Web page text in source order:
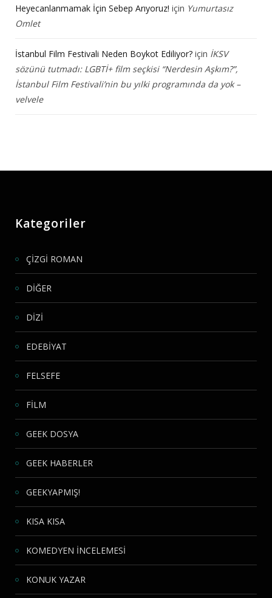
Heyecanlanmamak İçin Sebep Arıyoruz! için Yumurtasız
Omlet
İstanbul Film Festivali Neden Boykot Ediliyor? için İKSV
sözünü tutmadı: LGBTİ+ film seçkisi “Nerdesin Aşkım?”,
İstanbul Film Festivali’nin bu yılki programında da yok –
velvele
Kategoriler
ÇİZGİ ROMAN
DİĞER
DİZİ
EDEBİYAT
FELSEFE
FİLM
GEEK DOSYA
GEEK HABERLER
GEEKYAPMIŞ!
KISA KISA
KOMEDYEN İNCELEMESİ
KONUK YAZAR